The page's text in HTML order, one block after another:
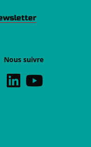
Nous suivre